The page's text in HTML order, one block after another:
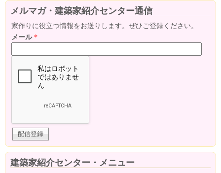
メルマガ・建築家紹介センター通信
家作りに役立つ情報をお送りします。ぜひご登録ください。
メール*
建築家紹介センター・メニュー